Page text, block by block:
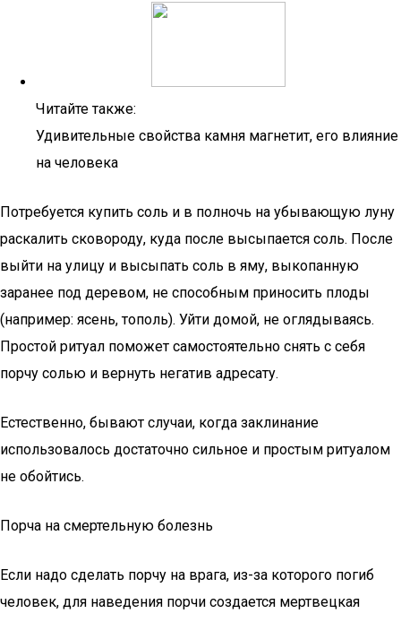
Читайте также:
Удивительные свойства камня магнетит, его влияние
на человека
Потребуется купить соль и в полночь на убывающую луну
раскалить сковороду, куда после высыпается соль. После
выйти на улицу и высыпать соль в яму, выкопанную
заранее под деревом, не способным приносить плоды
(например: ясень, тополь). Уйти домой, не оглядываясь.
Простой ритуал поможет самостоятельно снять с себя
порчу солью и вернуть негатив адресату.
Естественно, бывают случаи, когда заклинание
использовалось достаточно сильное и простым ритуалом
не обойтись.
Порча на смертельную болезнь
Если надо сделать порчу на врага, из-за которого погиб
человек, для наведения порчи создается мертвецкая